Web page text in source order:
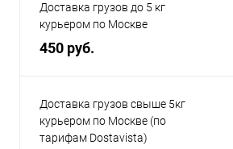
Доставка грузов до 5 кг
курьером по Москве
450 руб.
Доставка грузов свыше 5кг
курьером по Москве (по
тарифам Dostavista)